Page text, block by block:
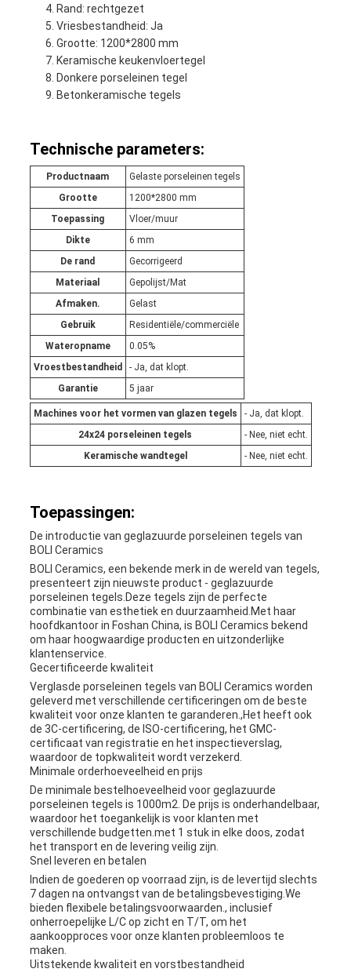
Rand: rechtgezet
Vriesbestandheid: Ja
Grootte: 1200*2800 mm
Keramische keukenvloertegel
Donkere porseleinen tegel
Betonkeramische tegels
Technische parameters:
Productnaam
Gelaste porseleinen tegels
Grootte
1200*2800 mm
Toepassing
Vloer/muur
Dikte
6 mm
De rand
Gecorrigeerd
Materiaal
Gepolijst/Mat
Afmaken.
Gelast
Gebruik
Residentiële/commerciële
Wateropname
0.05%
Vroestbestandheid
- Ja, dat klopt.
Garantie
5 jaar
Machines voor het vormen van glazen tegels
- Ja, dat klopt.
24x24 porseleinen tegels
- Nee, niet echt.
Keramische wandtegel
- Nee, niet echt.
Toepassingen:
De introductie van geglazuurde porseleinen tegels van
BOLI Ceramics
BOLI Ceramics, een bekende merk in de wereld van tegels,
presenteert zijn nieuwste product - geglazuurde
porseleinen tegels.Deze tegels zijn de perfecte
combinatie van esthetiek en duurzaamheid.Met haar
hoofdkantoor in Foshan China, is BOLI Ceramics bekend
om haar hoogwaardige producten en uitzonderlijke
klantenservice.
Gecertificeerde kwaliteit
Verglasde porseleinen tegels van BOLI Ceramics worden
geleverd met verschillende certificeringen om de beste
kwaliteit voor onze klanten te garanderen.,Het heeft ook
de 3C-certificering, de ISO-certificering, het GMC-
certificaat van registratie en het inspectieverslag,
waardoor de topkwaliteit wordt verzekerd.
Minimale orderhoeveelheid en prijs
De minimale bestelhoeveelheid voor geglazuurde
porseleinen tegels is 1000m2. De prijs is onderhandelbaar,
waardoor het toegankelijk is voor klanten met
verschillende budgetten.met 1 stuk in elke doos, zodat
het transport en de levering veilig zijn.
Snel leveren en betalen
Indien de goederen op voorraad zijn, is de levertijd slechts
7 dagen na ontvangst van de betalingsbevestiging.We
bieden flexibele betalingsvoorwaarden., inclusief
onherroepelijke L/C op zicht en T/T, om het
aankoopproces voor onze klanten probleemloos te
maken.
Uitstekende kwaliteit en vorstbestandheid